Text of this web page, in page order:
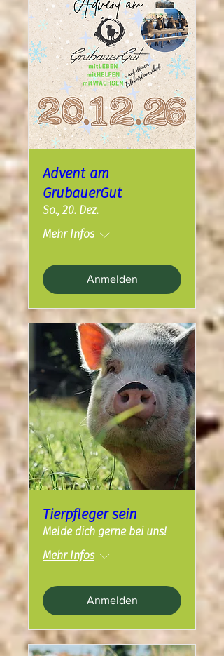
Advent am
GrubauerGut
So., 20. Dez.
Mehr Infos
Anmelden
Tierpfleger sein
Melde dich gerne bei uns!
Mehr Infos
Anmelden